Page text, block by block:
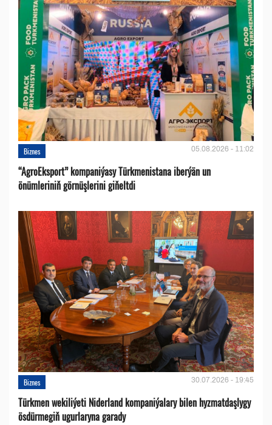
Biznes 05.08.2026 - 11:02
“AgroEksport” kompaniýasy Türkmenistana iberýän un
önümleriniň görnüşlerini giňeltdi
Biznes 30.07.2026 - 19:45
Türkmen wekiliýeti Niderland kompaniýalary bilen hyzmatdaşlygy
ösdürmegiň ugurlaryna garady